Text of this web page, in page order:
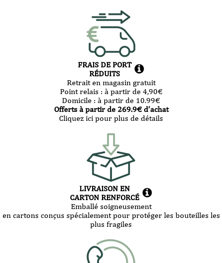
FRAIS DE PORT
RÉDUITS
Retrait en magasin gratuit
Point relais : à partir de 4,90€
Domicile : à partir de 10.99€
Offerts à partir de 269.9€ d’achat
Cliquez ici pour plus de détails
LIVRAISON EN
CARTON RENFORCÉ
Emballé soigneusement
en cartons conçus spécialement pour protéger les bouteilles les
plus fragiles